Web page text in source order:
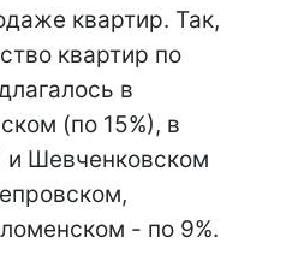
квартир. Так,
квартир по
в
(по 15%), в
и Шевченковском
- по 9%.